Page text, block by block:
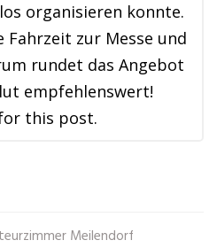
organisieren konnte.
Fahrzeit zur Messe und
rundet das Angebot
empfehlenswert!
this post.
Meilendorf